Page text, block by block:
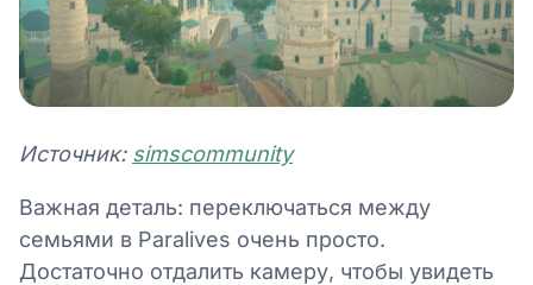
Источник: simscommunity
Важная деталь: переключаться между
семьями в Paralives очень просто.
Достаточно отдалить камеру, чтобы увидеть